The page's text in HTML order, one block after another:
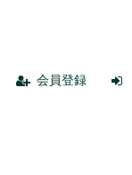
会員登録